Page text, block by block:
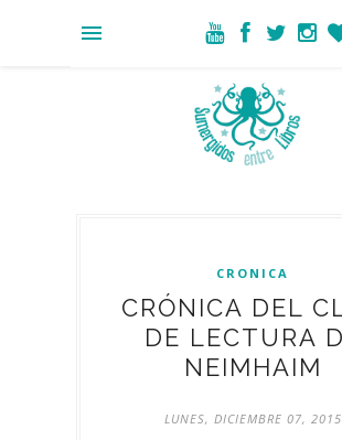
CRONICA
CRÓNICA DEL
DE LECTURA
NEIMHAIM
LUNES, DICIEMBRE 07, 2015